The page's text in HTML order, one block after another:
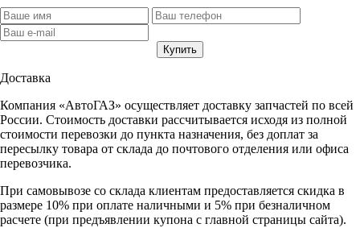
Доставка
Компания «АвтоГАЗ» осуществляет доставку запчастей по всей
России. Стоимость доставки рассчитывается исходя из полной
стоимости перевозки до пункта назначения, без доплат за
пересылку товара от склада до почтового отделения или офиса
перевозчика.
При самовывозе со склада клиентам предоставляется скидка в
размере 10% при оплате наличными и 5% при безналичном
расчете (при предъявлении купона с главной страницы сайта).